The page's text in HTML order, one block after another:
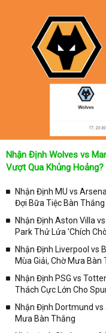
cả 2 đội tuyển
Không chỉ dừng lại ở đó,
nhật được chính xác về
trực tiếp ở trên những
như: VTV3, K+, SCTV,
bỏ lỡ bất kỳ một trận
thường xuyên vào
để cập nhật
Lịch thi đấu được cập
Tại Lịch Thi Đấu của
chóng và chính xác nhất
trong từng giải đấu như:
✓ Giải đấu bóng đá Ngoại
✓ Giải bóng Cúp C1
✓ Giải VĐQG Tây Ban
✓ VĐQG Đức;
✓ VĐQG Pháp;
Nhận Định Wolves vs
Vượt Qua Khủng Hoảng?
Nhận Định MU vs
Đợi Bữa Tiệc Bàn Thắng
Nhận Định Aston Villa
Park Thử Lửa 'Chích
Nhận Định Liverpool vs
Mùa Giải, Chờ Mưa
Nhận Định PSG vs
Thách Cực Lớn Cho
Nhận Định Dortmund vs
Mưa Bàn Thắng